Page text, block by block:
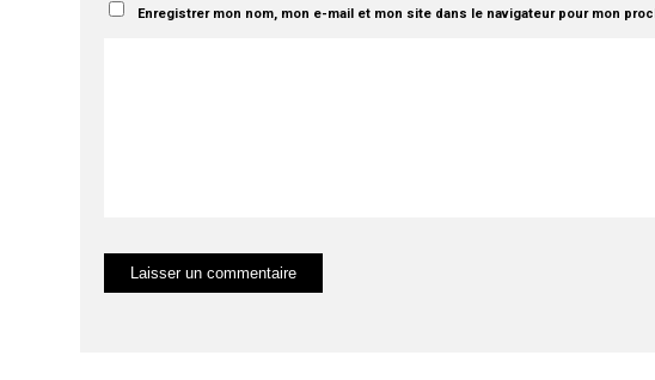
Enregistrer mon nom, mon e-mail et mon site dans le navigateur pour mon